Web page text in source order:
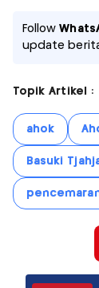
Follow
update
Topik Artikel :
ahok
Basuki